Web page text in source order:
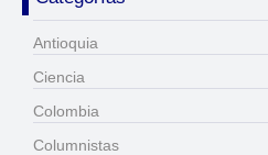
Antioquia
Ciencia
Colombia
Columnistas